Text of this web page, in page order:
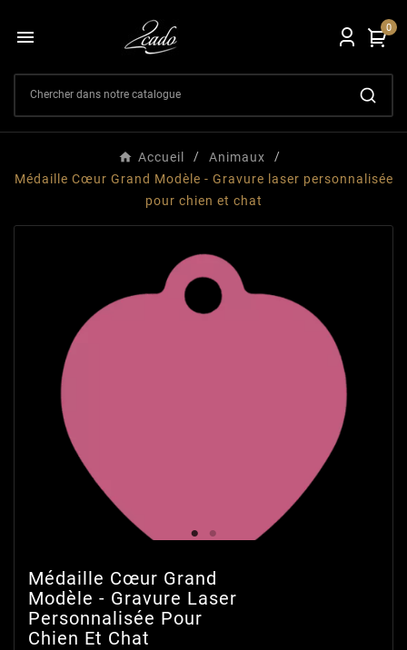
 0
Accueil
Animaux
Médaille Cœur Grand Modèle - Gravure laser personnalisée
pour chien et chat
Médaille Cœur Grand
Modèle - Gravure Laser
Personnalisée Pour
Chien Et Chat